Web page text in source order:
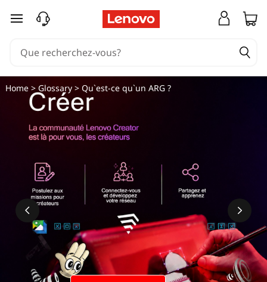
passer au contenu principal
Home> Glossary> Qu`est-ce qu`un ARG ?